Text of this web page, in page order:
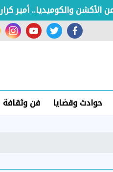
facebook
twitter
youtube
حوادث وقضايا فن وثقافة